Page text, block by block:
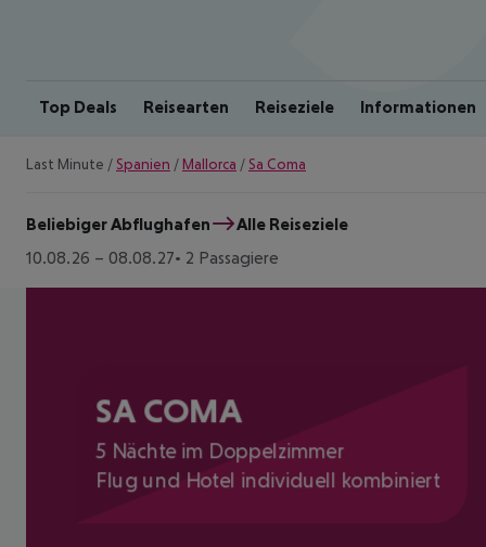
Top Deals Reisearten Reiseziele Informationen
Last Minute / Spanien / Mallorca / Sa Coma
Beliebiger Abflughafen
Alle Reiseziele
10.08.26 – 08.08.27 2 Passagiere
SA COMA
5 Nächte im Doppelzimmer
Flug und Hotel individuell kombiniert